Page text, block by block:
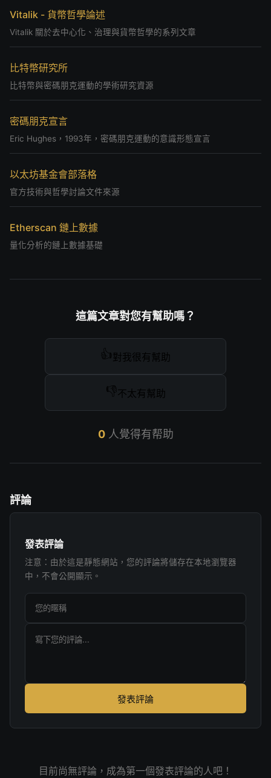
Vitalik - 貨幣哲學論述
Vitalik 關於去中心化、治理與貨幣哲學的系列文章
比特幣研究所
比特幣與密碼朋克運動的學術研究資源
密碼朋克宣言
Eric Hughes，1993年，密碼朋克運動的意識形態宣言
以太坊基金會部落格
官方技術與哲學討論文件來源
Etherscan 鏈上數據
量化分析的鏈上數據基礎
這篇文章對您有幫助嗎？
👍對我很有幫助
👎 不太有幫助
0人覺得有帮助
評論
發表評論
注意：由於這是靜態網站，您的評論將儲存在本地瀏覽器
中，不會公開顯示。
發表評論
目前尚無評論，成為第一個發表評論的人吧！